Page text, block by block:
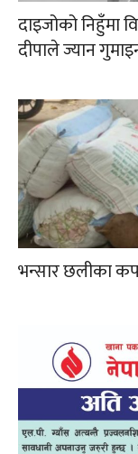
दाइजोको निहुँमा
दीपाले ज्यान
भन्सार छलीका